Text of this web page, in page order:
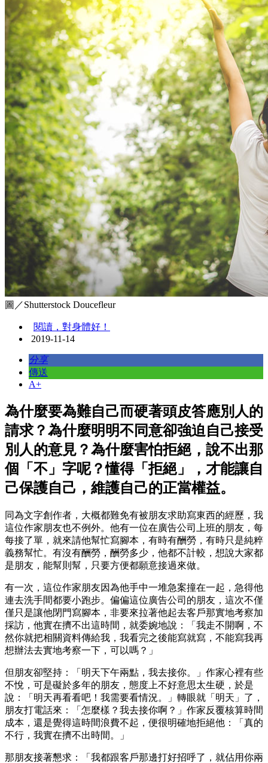
圖／Shutterstock Doucefleur
閱讀，對身體好！
2019-11-14
分享
傳送
A+
為什麼要為難自己而硬著頭皮答應別人的
請求？為什麼明明不同意卻強迫自己接受
別人的意見？為什麼害怕拒絕，說不出那
個「不」字呢？懂得「拒絕」，才能讓自
己保護自己，維護自己的正當權益。
同為文字創作者，大概都難免有被朋友求助寫東西的經歷，我
這位作家朋友也不例外。他有一位在廣告公司上班的朋友，每
每接了單，就來請他幫忙寫腳本，有時有酬勞，有時只是純粹
義務幫忙。有沒有酬勞，酬勞多少，他都不計較，想說大家都
是朋友，能幫則幫，只要方便都願意接過來做。
有一次，這位作家朋友因為他手中一堆急案撞在一起，急得他
連去洗手間都要小跑步。偏偏這位廣告公司的朋友，這次不僅
僅只是讓他閉門寫腳本，非要來拉著他起去客戶那實地考察加
採訪，他實在擠不出這時間，就委婉地說：「我走不開啊，不
然你就把相關資料傳給我，我看完之後能寫就寫，不能寫我再
想辦法去實地考察一下，可以嗎？」
但朋友卻堅持：「明天下午兩點，我去接你。」作家心裡有些
不悅，可是礙於多年的朋友，態度上不好意思太生硬，於是
說：「明天再看看吧！我需要看情況。」轉眼就「明天」了，
朋友打電話來：「怎麼樣？我去接你啊？」作家反覆核算時間
成本，還是覺得這時間浪費不起，便很明確地拒絕他：「真的
不行，我實在擠不出時間。」
那朋友接著懇求：「我都跟客戶那邊打好招呼了，就佔用你兩